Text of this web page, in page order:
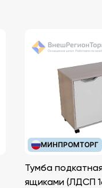
МИНПРОМТОРГ
Тумба
ящиками